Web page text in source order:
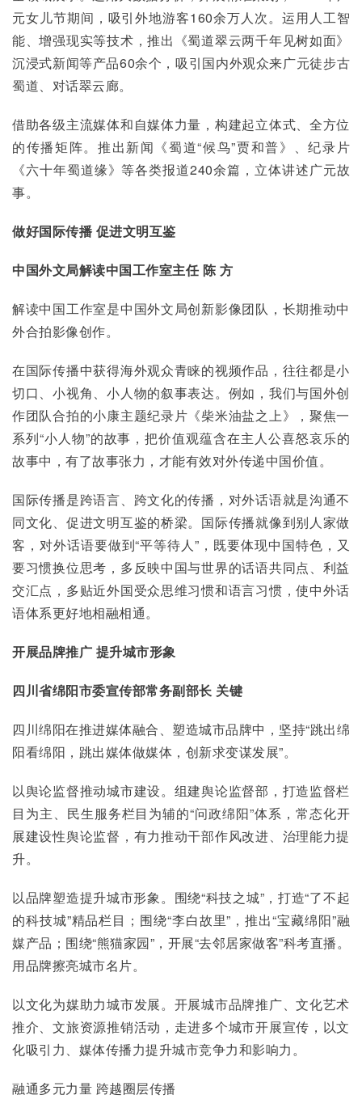
元女儿节期间，吸引外地游客160余万人次。运用人工智
能、增强现实等技术，推出《蜀道翠云两千年见树如面》
沉浸式新闻等产品60余个，吸引国内外观众来广元徒步古
蜀道、对话翠云廊。
借助各级主流媒体和自媒体力量，构建起立体式、全方位
的传播矩阵。推出新闻《蜀道“候鸟”贾和普》、纪录片
《六十年蜀道缘》等各类报道240余篇，立体讲述广元故
事。
做好国际传播 促进文明互鉴
中国外文局解读中国工作室主任 陈 方
解读中国工作室是中国外文局创新影像团队，长期推动中
外合拍影像创作。
在国际传播中获得海外观众青睐的视频作品，往往都是小
切口、小视角、小人物的叙事表达。例如，我们与国外创
作团队合拍的小康主题纪录片《柴米油盐之上》，聚焦一
系列“小人物”的故事，把价值观蕴含在主人公喜怒哀乐的
故事中，有了故事张力，才能有效对外传递中国价值。
国际传播是跨语言、跨文化的传播，对外话语就是沟通不
同文化、促进文明互鉴的桥梁。国际传播就像到别人家做
客，对外话语要做到“平等待人”，既要体现中国特色，又
要习惯换位思考，多反映中国与世界的话语共同点、利益
交汇点，多贴近外国受众思维习惯和语言习惯，使中外话
语体系更好地相融相通。
开展品牌推广 提升城市形象
四川省绵阳市委宣传部常务副部长 关键
四川绵阳在推进媒体融合、塑造城市品牌中，坚持“跳出绵
阳看绵阳，跳出媒体做媒体，创新求变谋发展”。
以舆论监督推动城市建设。组建舆论监督部，打造监督栏
目为主、民生服务栏目为辅的“问政绵阳”体系，常态化开
展建设性舆论监督，有力推动干部作风改进、治理能力提
升。
以品牌塑造提升城市形象。围绕“科技之城”，打造“了不起
的科技城”精品栏目；围绕“李白故里”，推出“宝藏绵阳”融
媒产品；围绕“熊猫家园”，开展“去邻居家做客”科考直播。
用品牌擦亮城市名片。
以文化为媒助力城市发展。开展城市品牌推广、文化艺术
推介、文旅资源推销活动，走进多个城市开展宣传，以文
化吸引力、媒体传播力提升城市竞争力和影响力。
融通多元力量 跨越圈层传播